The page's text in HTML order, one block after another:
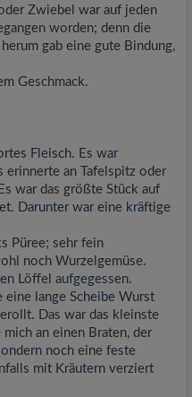
Zwiebel war auf jeden
worden; denn die
gab eine gute Bindung,
Geschmack.
Fleisch. Es war
erinnerte an Tafelspitz oder
war das größte Stück auf
Darunter war eine kräftige
Püree; sehr fein
noch Wurzelgemüse.
Löffel aufgegessen.
eine lange Scheibe Wurst
Das war das kleinste
an einen Braten, der
noch eine feste
mit Kräutern verziert